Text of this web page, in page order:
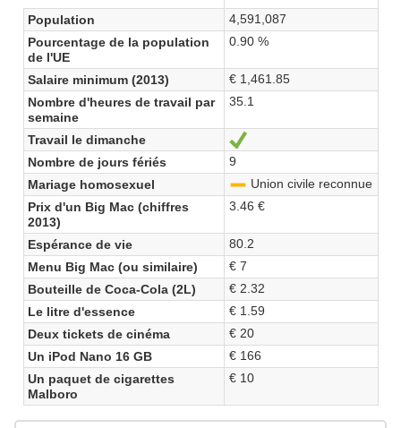
Population
4,591,087
Pourcentage de la population
de l'UE
0.90 %
Salaire minimum (2013)
€ 1,461.85
Nombre d'heures de travail par
semaine
35.1
Travail le dimanche
Nombre de jours fériés
9
Mariage homosexuel
Union civile reconnue
Prix d'un Big Mac (chiffres
2013)
3.46 €
Espérance de vie
80.2
Menu Big Mac (ou similaire)
€ 7
Bouteille de Coca-Cola (2L)
€ 2.32
Le litre d'essence
€ 1.59
Deux tickets de cinéma
€ 20
Un iPod Nano 16 GB
€ 166
Un paquet de cigarettes
Malboro
€ 10